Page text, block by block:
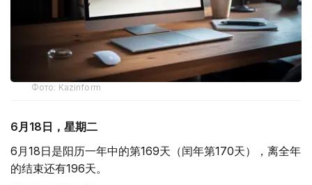
Фото: Kazinform
6月18日，星期二
6月18日是阳历一年中的第169天（闰年第170天），离全年
的结束还有196天。